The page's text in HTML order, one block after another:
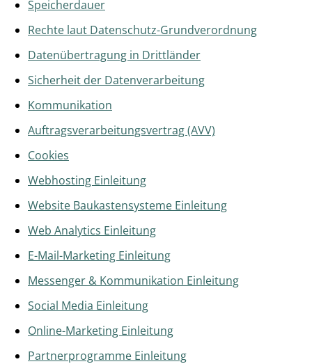
Speicherdauer
Rechte laut Datenschutz-Grundverordnung
Datenübertragung in Drittländer
Sicherheit der Datenverarbeitung
Kommunikation
Auftragsverarbeitungsvertrag (AVV)
Cookies
Webhosting Einleitung
Website Baukastensysteme Einleitung
Web Analytics Einleitung
E-Mail-Marketing Einleitung
Messenger & Kommunikation Einleitung
Social Media Einleitung
Online-Marketing Einleitung
Partnerprogramme Einleitung